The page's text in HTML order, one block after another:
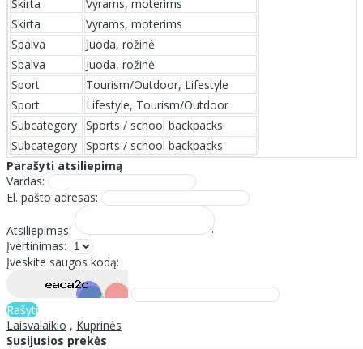
Skirta
Vyrams, moterims
Skirta
Vyrams, moterims
Spalva
Juoda, rožinė
Spalva
Juoda, rožinė
Sport
Tourism/Outdoor, Lifestyle
Sport
Lifestyle, Tourism/Outdoor
Subcategory Sports / school backpacks
Subcategory Sports / school backpacks
Parašyti atsiliepimą
Vardas:
El. pašto adresas:
Atsiliepimas:
Įvertinimas:
Įveskite saugos kodą:
Rašyti
Laisvalaikio , Kuprinės
Susijusios prekės